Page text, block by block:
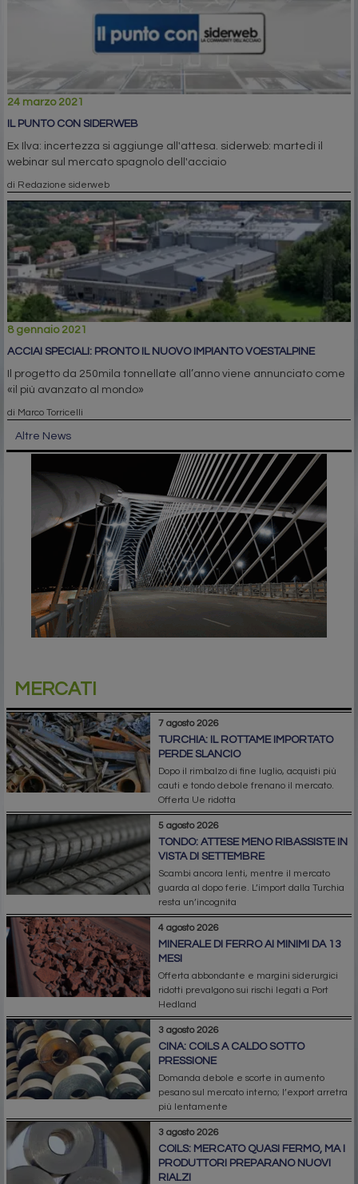
24 marzo 2021
IL PUNTO CON SIDERWEB
Ex Ilva: incertezza si aggiunge all'attesa. siderweb: martedì il
webinar sul mercato spagnolo dell'acciaio
di Redazione siderweb
8 gennaio 2021
ACCIAI SPECIALI: PRONTO IL NUOVO IMPIANTO VOESTALPINE
Il progetto da 250mila tonnellate all’anno viene annunciato come
«il più avanzato al mondo»
di Marco Torricelli
Altre News
MERCATI
7 agosto 2026
TURCHIA: IL ROTTAME IMPORTATO
PERDE SLANCIO
Dopo il rimbalzo di fine luglio, acquisti più
cauti e tondo debole frenano il mercato.
Offerta Ue ridotta
5 agosto 2026
TONDO: ATTESE MENO RIBASSISTE IN
VISTA DI SETTEMBRE
Scambi ancora lenti, mentre il mercato
guarda al dopo ferie. L’import dalla Turchia
resta un’incognita
4 agosto 2026
MINERALE DI FERRO AI MINIMI DA 13
MESI
Offerta abbondante e margini siderurgici
ridotti prevalgono sui rischi legati a Port
Hedland
3 agosto 2026
CINA: COILS A CALDO SOTTO
PRESSIONE
Domanda debole e scorte in aumento
pesano sul mercato interno; l’export arretra
più lentamente
3 agosto 2026
COILS: MERCATO QUASI FERMO, MA I
PRODUTTORI PREPARANO NUOVI
RIALZI